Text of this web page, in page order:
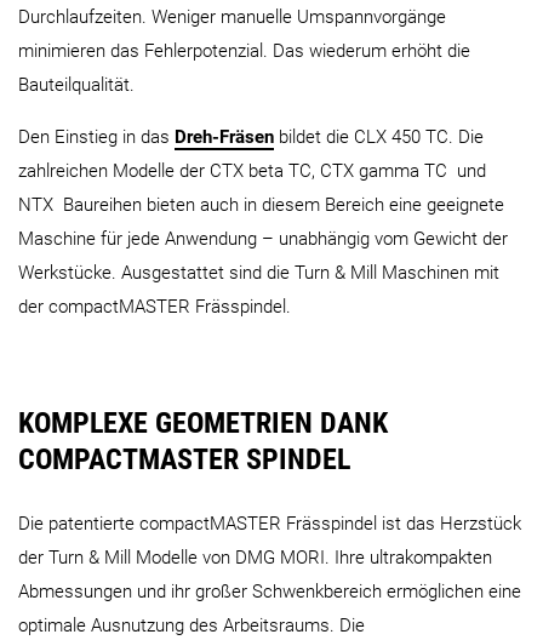
Durchlaufzeiten. Weniger manuelle Umspannvorgänge
minimieren das Fehlerpotenzial. Das wiederum erhöht die
Bauteilqualität.
Den Einstieg in das Dreh-Fräsen bildet die CLX 450 TC. Die
zahlreichen Modelle der CTX beta TC, CTX gamma TC und
NTX Baureihen bieten auch in diesem Bereich eine geeignete
Maschine für jede Anwendung – unabhängig vom Gewicht der
Werkstücke. Ausgestattet sind die Turn & Mill Maschinen mit
der compactMASTER Frässpindel.
KOMPLEXE GEOMETRIEN DANK
COMPACTMASTER SPINDEL
Die patentierte compactMASTER Frässpindel ist das Herzstück
der Turn & Mill Modelle von DMG MORI. Ihre ultrakompakten
Abmessungen und ihr großer Schwenkbereich ermöglichen eine
optimale Ausnutzung des Arbeitsraums. Die